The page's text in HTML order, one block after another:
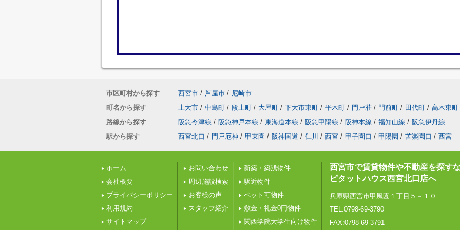
市区町村から探す 西宮市 / 芦屋市 / 尼崎市
町名から探す
上大市 / 中島町 / 段上町 / 大屋町 / 下大市東町 / 平木町 / 門戸荘 / 門前町 / 田代町 / 高木東町
路線から探す
阪急今津線 / 阪急神戸本線 / 東海道本線 / 阪急甲陽線 / 阪神本線 / 福知山線 / 阪急伊丹線
駅から探す
西宮北口 / 門戸厄神 / 甲東園 / 阪神国道 / 仁川 / 西宮 / 甲子園口 / 甲陽園 / 苦楽園口 / 西宮
ホーム
会社概要
プライバシーポリシー
利用規約
サイトマップ
お問い合わせ
周辺施設検索
お客様の声
スタッフ紹介
新築・築浅物件
駅近物件
ペット可物件
敷金・礼金0円物件
関西学院大学生向け物件
西宮市で賃貸物件や不動産を探す
ピタットハウス西宮北口店へ
兵庫県西宮市甲風園１丁目５－１０
TEL:0798-69-3790
FAX:0798-69-3791